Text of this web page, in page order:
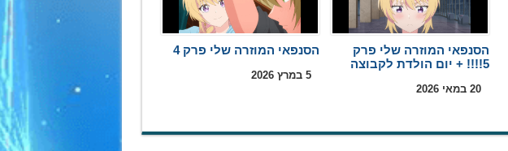
הסנפאי המוזרה שלי פרק
5!!!! + יום הולדת לקבוצה
20 במאי 2026
הסנפאי המוזרה שלי פרק 4
5 במרץ 2026